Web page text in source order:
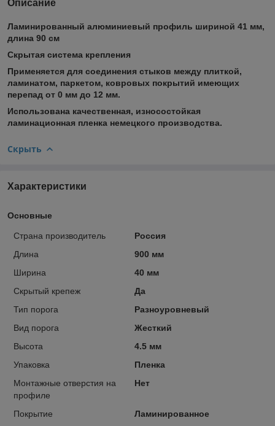
Описание
Ламинированный алюминиевый профиль шириной 41 мм,
длина 90 см
Скрытая система крепления
Применяется для соединения стыков между плиткой,
ламинатом, паркетом, ковровых покрытий имеющих
перепад от 0 мм до 12 мм.
Использована качественная, износостойкая
ламинационная пленка немецкого производства.
Скрыть
Характеристики
Основные
Страна производитель
Россия
Длина
900 мм
Ширина
40 мм
Скрытый крепеж
Да
Тип порога
Разноуровневый
Вид порога
Жесткий
Высота
4.5 мм
Упаковка
Пленка
Монтажные отверстия на
профиле
Нет
Покрытие
Ламинированное